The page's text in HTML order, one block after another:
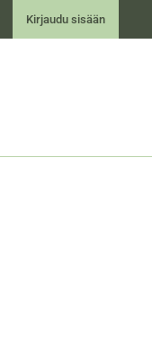
Kirjaudu sisään